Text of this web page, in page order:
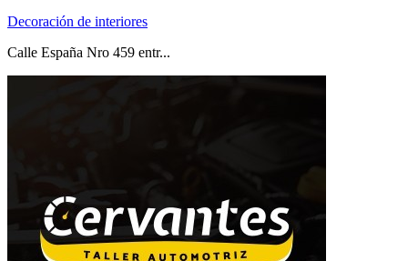
Decoración de interiores
Calle España Nro 459 entr...